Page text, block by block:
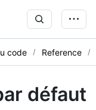
code Reference
défaut